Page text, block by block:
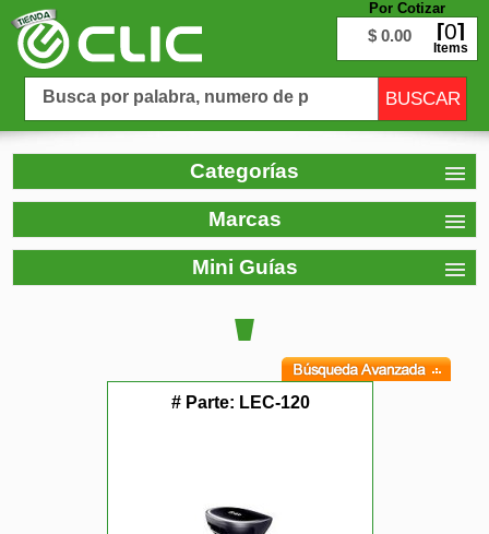
Por Cotizar
$ 0.00 0
Items
Categorías
Marcas
Mini Guías
# Parte: LEC-120